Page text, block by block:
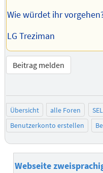
Wie würdet ihr
LG Treziman
Beitrag melden
Übersicht alle Foren
Benutzerkonto erstellen
Webseite